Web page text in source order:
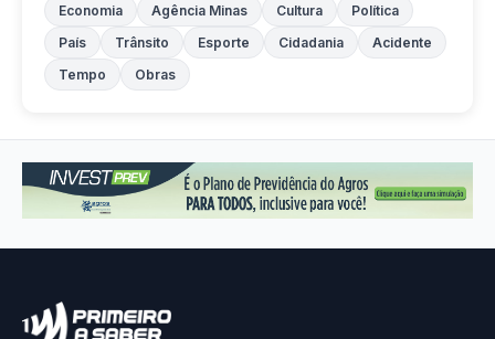
Economia
Agência Minas Cultura
Política
País
Trânsito Esporte Cidadania
Acidente
Tempo
Obras